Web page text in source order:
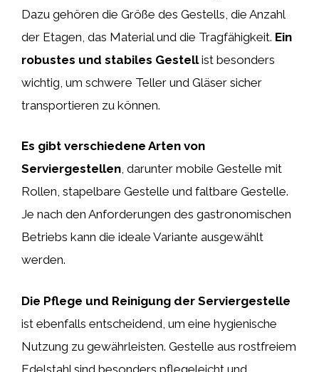
Dazu gehören die Größe des Gestells, die Anzahl
der Etagen, das Material und die Tragfähigkeit. Ein
robustes und stabiles Gestellist besonders
wichtig, um schwere Teller und Gläser sicher
transportieren zu können.
Es gibt verschiedene Arten von
Serviergestellen, darunter mobile Gestelle mit
Rollen, stapelbare Gestelle und faltbare Gestelle.
Je nach den Anforderungen des gastronomischen
Betriebs kann die ideale Variante ausgewählt
werden.
Die Pflege und Reinigung der Serviergestelle
ist ebenfalls entscheidend, um eine hygienische
Nutzung zu gewährleisten. Gestelle aus rostfreiem
Edelstahl sind besonders pflegeleicht und